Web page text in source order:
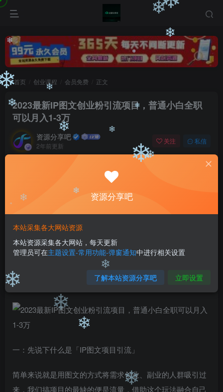
首页 创业课程 会员免费 正文
2023最新IP图文创业粉引流项目，普通小白全职
可以月入1-3万
资源分享吧
2年前更新
关注 私信
0
此内容为付费阅读，请付费后查看
￥9.9 限时特惠
黄金会员免费
立即购买
您当前未登录！建议登陆后购买，可保存购买订单
一：先说下什么是「IP图文项目引流」
简单来说就是用图文的方式将需求创业、副业的人群吸引过
来，我们搞项目的最缺的便是流量，借助这个玩法融合自己
资源分享吧
本站采集各大网站资源
本站资源采集各大网站，每天更新
管理员可在主题设置-常用功能-弹窗通知中进行相关设置
了解本站资源分享吧 立即设置
❄
❄ ❄
❄ ❄
❄
❄
❄
❄ ❄
❄❄